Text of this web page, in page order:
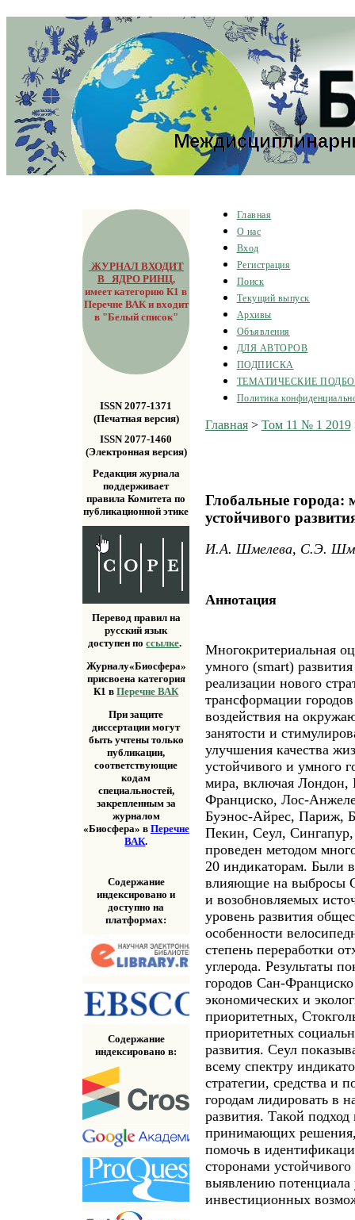
ЖУРНАЛ ВХОДИТ
В ЯДРО РИНЦ,
имеет категорию К1 в
Перечне ВАК и входит
в "Белый список"
ISSN 2077-1371
(Печатная версия)
ISSN 2077-1460
(Электронная версия)
Редакция журнала
поддерживает
правила Комитета по
публикационной этике
Перевод правил на
русский язык
доступен поссылке.
Журналу«Биосфера»
присвоена категория
К1 вПеречне ВАК
При защите
диссертации могут
быть учтены только
публикации,
соответствующие
кодам
специальностей,
закрепленным за
журналом
«Биосфера» в Перечне
ВАК.
Содержание
индексировано и
доступно на
платформах:
Содержание
индексировано в:
Главная
О нас
Вход
Регистрация
Поиск
Текущий выпуск
Архивы
Объявления
ДЛЯ АВТОРОВ
ПОДПИСКА
ТЕМАТИЧЕСКИЕ
Политика
Главная> Том 11 № 1 2019
Глобальные города:
устойчивого
И.А. Шмелева, С.Э.
Аннотация
Многокритериальная
умного (smart)
реализации нового
трансформации
воздействия на
занятости и
улучшения качества
устойчивого и умного
мира, включая
Франциско, Лос-
Буэнос-Айрес, Париж,
Пекин, Сеул,
проведен методом
20 индикаторам. Были
влияющие на выбросы
и возобновляемых
уровень развития
особенности
степень переработки
углерода. Результаты
городов Сан-
экономических и
приоритетных,
приоритетных
развития. Сеул
всему спектру
стратегии, средства и
городам лидировать в
развития. Такой
принимающих решения,
помочь в
сторонами
выявлению потенциала
инвестиционных